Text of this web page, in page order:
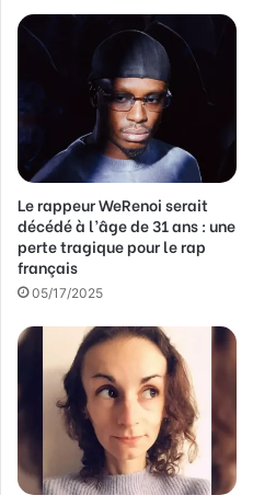
r
r
s
e
E
m
a
i
Le rappeur WeRenoi serait
décédé à l’âge de 31 ans : une
perte tragique pour le rap
français
05/17/2025